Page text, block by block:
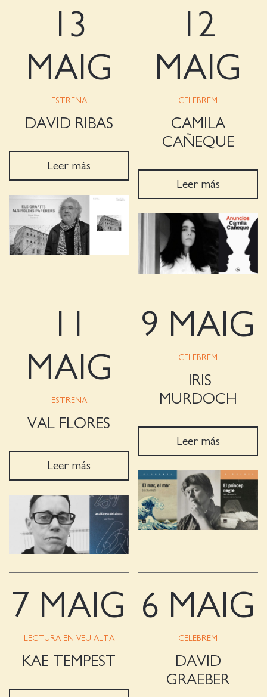
13
MAIG
ESTRENA
DAVID RIBAS
Leer más
12
MAIG
CELEBREM
CAMILA
CAÑEQUE
Leer más
MAIG
ESTRENA
VAL FLORES
Leer más
9 MAIG
CELEBREM
IRIS
MURDOCH
Leer más
7 MAIG
LECTURA EN VEU ALTA
KAE TEMPEST
6 MAIG
CELEBREM
DAVID
GRAEBER